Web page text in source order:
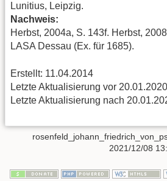
Lunitius, Leipzig.
Nachweis:
Herbst, 2004a, S. 143f. Herbst,
LASA Dessau (Ex. für 1685).
Erstellt: 11.04.2014
Letzte Aktualisierung vor
Letzte Aktualisierung nach
2021/12/08